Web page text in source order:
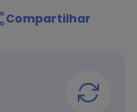
Compartilhar